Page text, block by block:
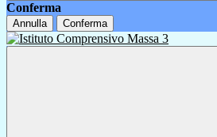
Conferma
Annulla Conferma